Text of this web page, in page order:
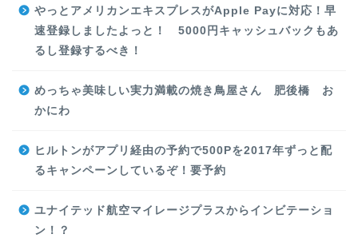
やっとアメリカンエキスプレスがApple Payに対応！早
速登録しましたよっと！ 5000円キャッシュバックもあ
るし登録するべき！
めっちゃ美味しい実力満載の焼き鳥屋さん 肥後橋 お
かにわ
ヒルトンがアプリ経由の予約で500Pを2017年ずっと配
るキャンペーンしているぞ！要予約
ユナイテッド航空マイレージプラスからインビテーショ
ン！？